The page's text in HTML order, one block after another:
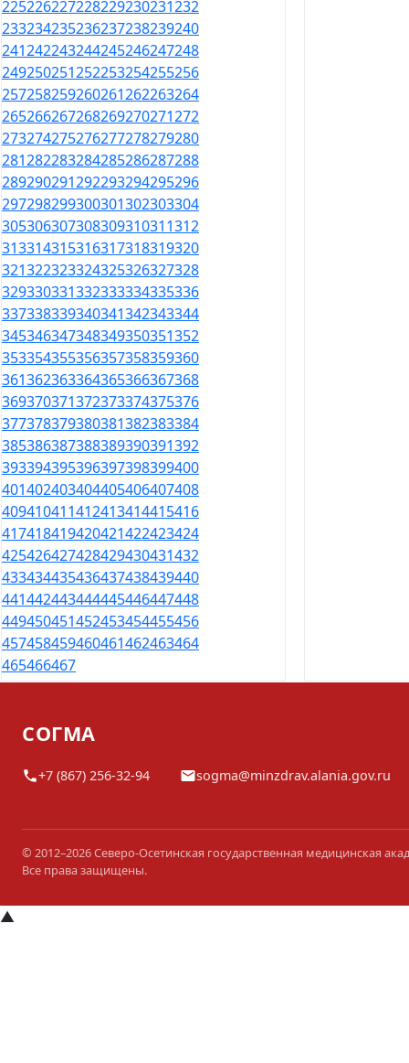
225226227228229230231232
233234235236237238239240
241242243244245246247248
249250251252253254255256
257258259260261262263264
265266267268269270271272
273274275276277278279280
281282283284285286287288
289290291292293294295296
297298299300301302303304
305306307308309310311312
313314315316317318319320
321322323324325326327328
329330331332333334335336
337338339340341342343344
345346347348349350351352
353354355356357358359360
361362363364365366367368
369370371372373374375376
377378379380381382383384
385386387388389390391392
393394395396397398399400
401402403404405406407408
409410411412413414415416
417418419420421422423424
425426427428429430431432
433434435436437438439440
441442443444445446447448
449450451452453454455456
457458459460461462463464
465466467
СОГМА
+7 (867) 256-32-94 sogma@minzdrav.alania.gov.ru
© 2012–2026 Северо-Осетинская государственная медицинская
Все права защищены.
▲